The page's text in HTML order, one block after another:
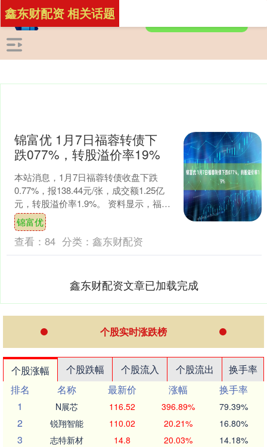
鑫东财配资 相关话题
锦富优 1月7日福蓉转债下
跌077%，转股溢价率19%
本站消息，1月7日福蓉转债收盘下跌
0.77%，报138.44元/张，成交额1.25亿
元，转股溢价率1.9%。 资料显示，福蓉
转债信用级别为“AA”，债券期限6年....
锦富优
查看： 84 分类： 鑫东财配资
鑫东财配资文章已加载完成
个股实时涨跌榜
个股涨幅 个股跌幅 个股流入 个股流出
换手率
排名
名称 最新价 涨幅
换手率
1
N展芯 116.52 396.89% 79.39%
2 锐翔智能 110.02 20.21% 16.80%
3 志特新材 14.8 20.03% 14.18%